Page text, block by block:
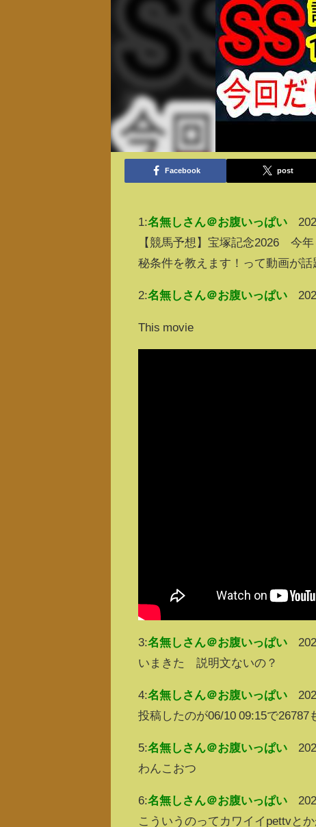
Facebook post
1:名無しさん＠お腹いっぱい
【競馬予想】宝塚記念2026 今
秘条件を教えます！って動画が話
2:名無しさん＠お腹いっぱい
This movie
3:名無しさん＠お腹いっぱい
いまきた 説明文ないの？
4:名無しさん＠お腹いっぱい
投稿したのが06/10 09:15で
5:名無しさん＠お腹いっぱい
わんこおつ
6:名無しさん＠お腹いっぱい
こういうのってカワイイpettvと